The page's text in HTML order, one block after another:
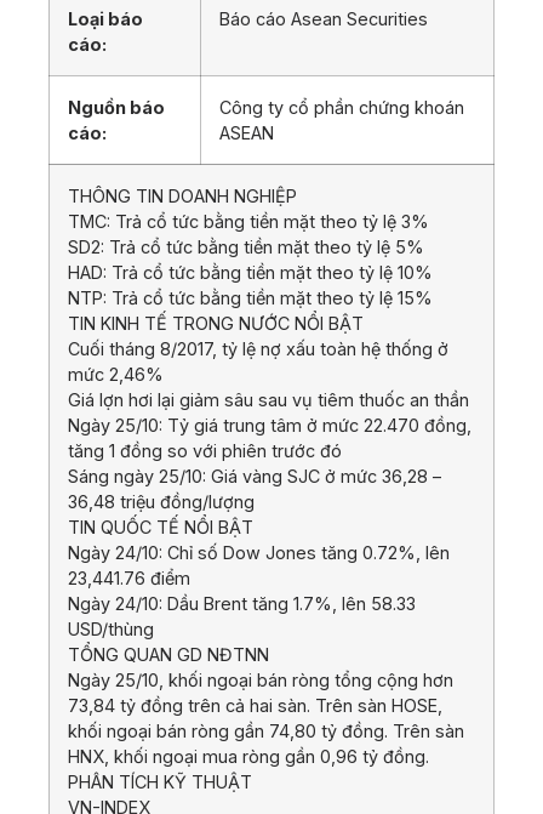
Loại báo
cáo:
Báo cáo Asean Securities
Nguồn báo
cáo:
Công ty cổ phần chứng khoán
ASEAN
THÔNG TIN DOANH NGHIỆP
TMC: Trả cổ tức bằng tiền mặt theo tỷ lệ 3%
SD2: Trả cổ tức bằng tiền mặt theo tỷ lệ 5%
HAD: Trả cổ tức bằng tiền mặt theo tỷ lệ 10%
NTP: Trả cổ tức bằng tiền mặt theo tỷ lệ 15%
TIN KINH TẾ TRONG NƯỚC NỔI BẬT
Cuối tháng 8/2017, tỷ lệ nợ xấu toàn hệ thống ở
mức 2,46%
Giá lợn hơi lại giảm sâu sau vụ tiêm thuốc an thần
Ngày 25/10: Tỷ giá trung tâm ở mức 22.470 đồng,
tăng 1 đồng so với phiên trước đó
Sáng ngày 25/10: Giá vàng SJC ở mức 36,28 –
36,48 triệu đồng/lượng
TIN QUỐC TẾ NỔI BẬT
Ngày 24/10: Chỉ số Dow Jones tăng 0.72%, lên
23,441.76 điểm
Ngày 24/10: Dầu Brent tăng 1.7%, lên 58.33
USD/thùng
TỔNG QUAN GD NĐTNN
Ngày 25/10, khối ngoại bán ròng tổng cộng hơn
73,84 tỷ đồng trên cả hai sàn. Trên sàn HOSE,
khối ngoại bán ròng gần 74,80 tỷ đồng. Trên sàn
HNX, khối ngoại mua ròng gần 0,96 tỷ đồng.
PHÂN TÍCH KỸ THUẬT
VN-INDEX